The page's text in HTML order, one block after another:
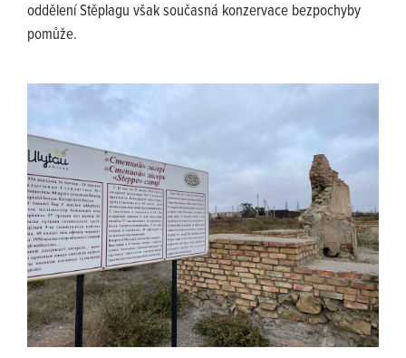
oddělení Stěplagu však současná konzervace bezpochyby
pomůže.